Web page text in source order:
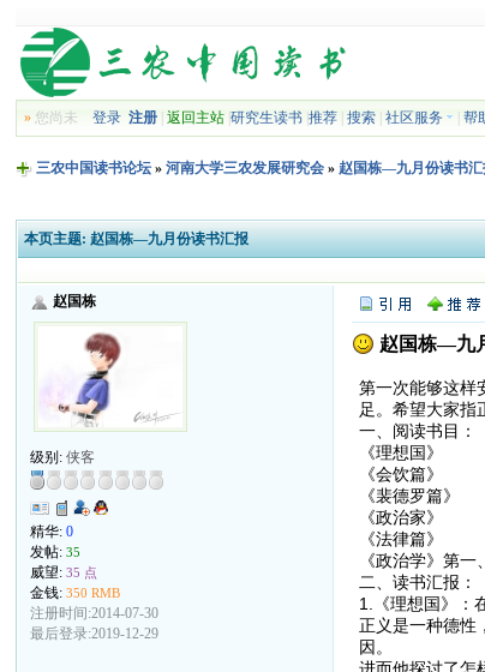
» 您尚未登录 注册 |返回主站 |研究生读书 |推荐 |搜索 |社区服务 |帮
三农中国读书论坛 »河南大学三农发展研究会 »赵国栋—九月份读书汇
本页主题: 赵国栋—九月份读书汇报
赵国栋
级别:侠客
精华:0
发帖:35
威望:35 点
金钱:350 RMB
注册时间:2014-07-30
最后登录:2019-12-29
赵国栋—九
第一次能够这样
足。希望大家指
一、阅读书目：
《理想国》
《会饮篇》
《裴德罗篇》
《政治家》
《法律篇》
《政治学》第一
二、读书汇报：
1.《理想国》：
正义是一种德性
因。
进而他探讨了怎